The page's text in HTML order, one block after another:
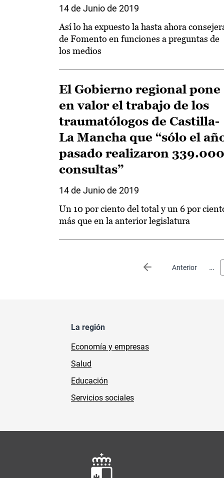
14 de Junio de 2019
Así lo ha expuesto la hasta ahora
de Fomento en funciones a preguntas de
los medios
El Gobierno regional pone
en valor el trabajo de los
traumatólogos de Castilla-
La Mancha que “sólo el
pasado realizaron 339.000
consultas”
14 de Junio de 2019
Un 10 por ciento del total y un 6 por
más que en la anterior legislatura
Anterior
Página anterior …
La región
Economía y empresas
Salud
Educación
Servicios sociales